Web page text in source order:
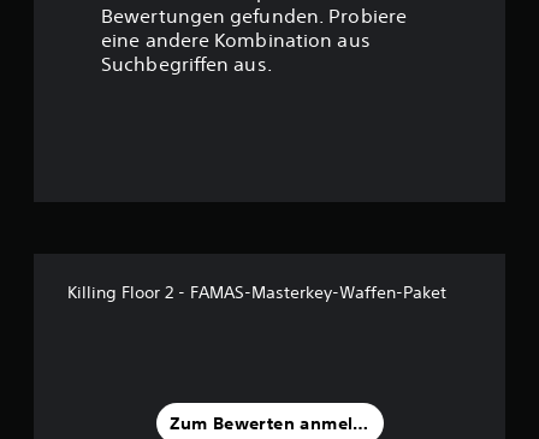
:
4
.
Bewertungen gefunden. Probiere
eine andere Kombination aus
Suchbegriffen aus.
Killing Floor 2 - FAMAS-Masterkey-Waffen-Paket
Zum Bewerten anmelden